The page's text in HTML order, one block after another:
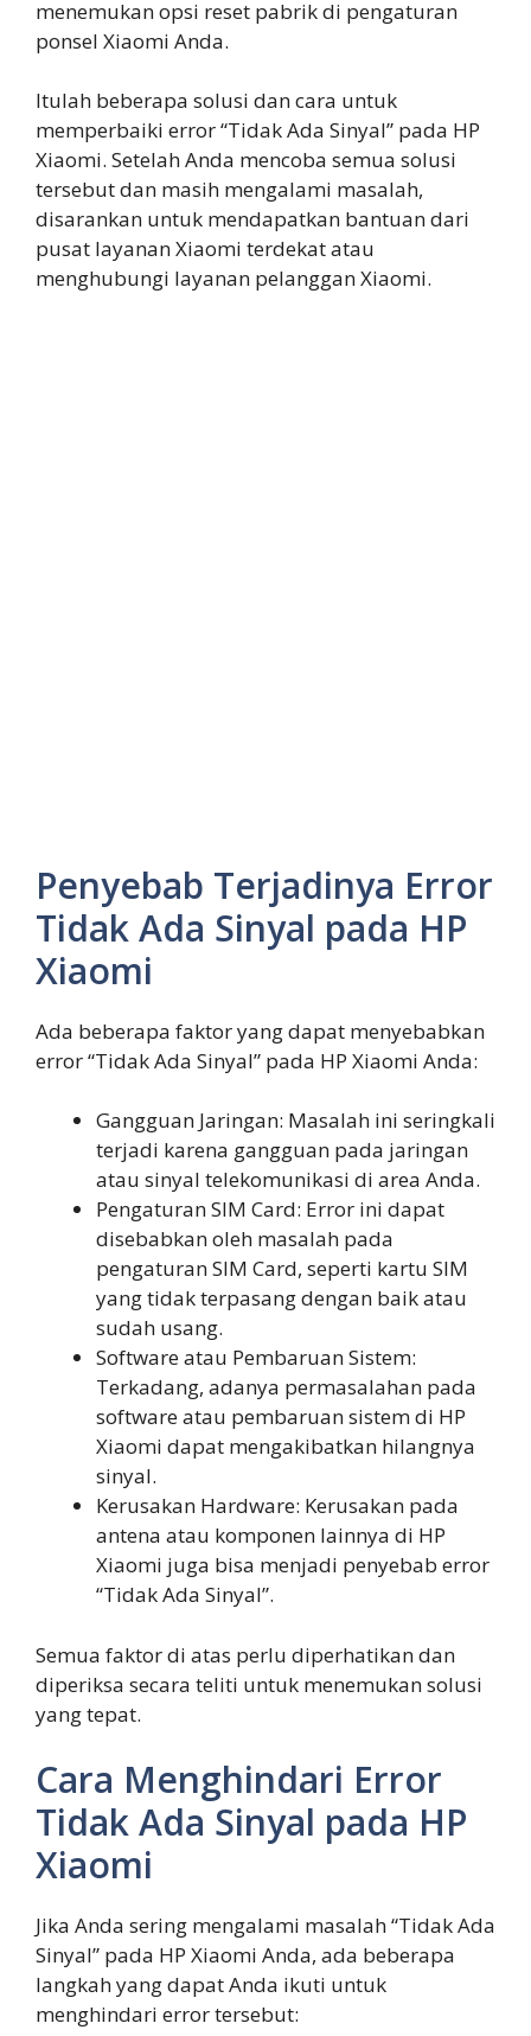
menemukan opsi reset pabrik di pengaturan
ponsel Xiaomi Anda.
Itulah beberapa solusi dan cara untuk
memperbaiki error “Tidak Ada Sinyal” pada HP
Xiaomi. Setelah Anda mencoba semua solusi
tersebut dan masih mengalami masalah,
disarankan untuk mendapatkan bantuan dari
pusat layanan Xiaomi terdekat atau
menghubungi layanan pelanggan Xiaomi.
Penyebab Terjadinya Error
Tidak Ada Sinyal pada HP
Xiaomi
Ada beberapa faktor yang dapat menyebabkan
error “Tidak Ada Sinyal” pada HP Xiaomi Anda:
Gangguan Jaringan: Masalah ini seringkali
terjadi karena gangguan pada jaringan
atau sinyal telekomunikasi di area Anda.
Pengaturan SIM Card: Error ini dapat
disebabkan oleh masalah pada
pengaturan SIM Card, seperti kartu SIM
yang tidak terpasang dengan baik atau
sudah usang.
Software atau Pembaruan Sistem:
Terkadang, adanya permasalahan pada
software atau pembaruan sistem di HP
Xiaomi dapat mengakibatkan hilangnya
sinyal.
Kerusakan Hardware: Kerusakan pada
antena atau komponen lainnya di HP
Xiaomi juga bisa menjadi penyebab error
“Tidak Ada Sinyal”.
Semua faktor di atas perlu diperhatikan dan
diperiksa secara teliti untuk menemukan solusi
yang tepat.
Cara Menghindari Error
Tidak Ada Sinyal pada HP
Xiaomi
Jika Anda sering mengalami masalah “Tidak Ada
Sinyal” pada HP Xiaomi Anda, ada beberapa
langkah yang dapat Anda ikuti untuk
menghindari error tersebut: